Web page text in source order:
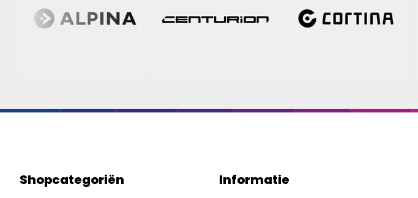
Shopcategoriën Informatie